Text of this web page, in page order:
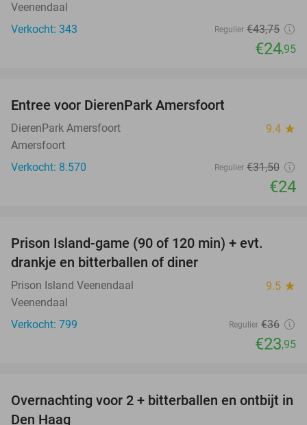
Veenendaal
Verkocht: 343
Regulier €43,75
€24,95
Entree voor DierenPark Amersfoort
DierenPark Amersfoort 9.4 star
Amersfoort
Verkocht: 8.570
Regulier €31,50
€24
Prison Island-game (90 of 120 min) + evt.
drankje en bitterballen of diner
Prison Island Veenendaal 9.5 star
Veenendaal
Verkocht: 799
Regulier €36
€23,95
41%
Overnachting voor 2 + bitterballen en ontbijt in
Den Haag